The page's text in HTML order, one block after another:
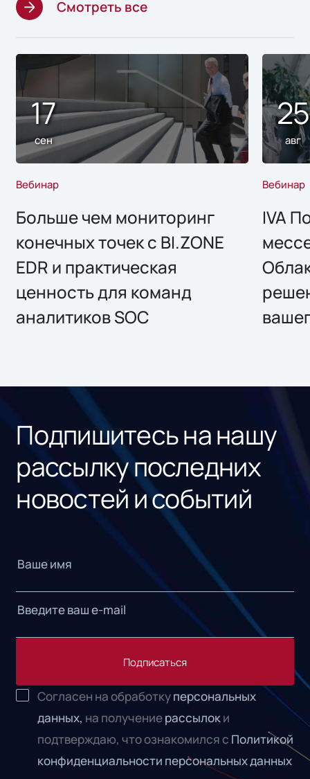
Смотреть все
17
сен
Вебинар
Больше чем мониторинг
конечных точек с BI.ZONE
EDR и практическая
ценность для команд
аналитиков SOC
25
авг
Вебинар
IVA
Подпишитесь на нашу
рассылку последних
новостей и событий
Подписаться
Согласен на обработкуперсональных
данных, на получениерассылоки
подтверждаю, что ознакомился с Политикой
конфиденциальности персональных данных